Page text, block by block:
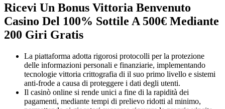
Ricevi Un Bonus Vittoria Benvenuto
Casino Del 100% Sottile A 500€ Mediante
200 Giri Gratis
La piattaforma adotta rigorosi protocolli per la protezione
delle informazioni personali e finanziarie, implementando
tecnologie vittoria crittografia di il suo primo livello e sistemi
anti-frode a causa di proteggere i dati degli utenti.
Il casinò online si rende unici a fine di la rapidità dei
pagamenti, mediante tempi di prelievo ridotti al minimo,